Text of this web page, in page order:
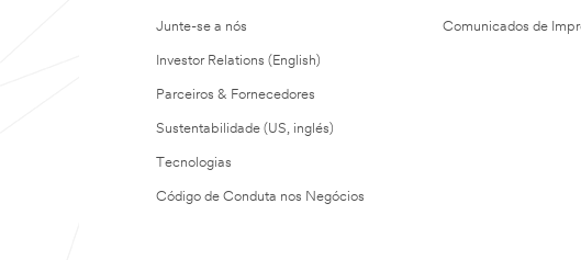
Junte-se a nós
Investor Relations (English)
Parceiros & Fornecedores
Sustentabilidade (US, inglés)
Tecnologias
Código de Conduta nos Negócios
Comunicados de